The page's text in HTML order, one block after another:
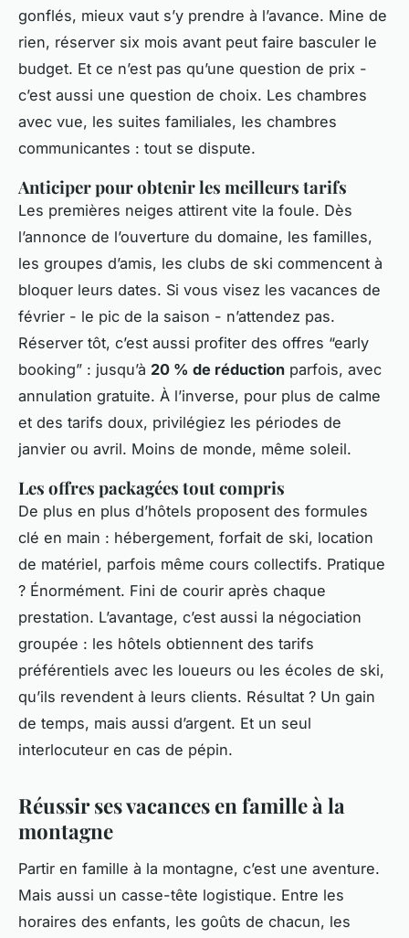
gonflés, mieux vaut s’y prendre à l’avance. Mine de
rien, réserver six mois avant peut faire basculer le
budget. Et ce n’est pas qu’une question de prix -
c’est aussi une question de choix. Les chambres
avec vue, les suites familiales, les chambres
communicantes : tout se dispute.
Anticiper pour obtenir les meilleurs tarifs
Les premières neiges attirent vite la foule. Dès
l’annonce de l’ouverture du domaine, les familles,
les groupes d’amis, les clubs de ski commencent à
bloquer leurs dates. Si vous visez les vacances de
février - le pic de la saison - n’attendez pas.
Réserver tôt, c’est aussi profiter des offres “early
booking” : jusqu’à 20 % de réduction parfois, avec
annulation gratuite. À l’inverse, pour plus de calme
et des tarifs doux, privilégiez les périodes de
janvier ou avril. Moins de monde, même soleil.
Les offres packagées tout compris
De plus en plus d’hôtels proposent des formules
clé en main : hébergement, forfait de ski, location
de matériel, parfois même cours collectifs. Pratique
? Énormément. Fini de courir après chaque
prestation. L’avantage, c’est aussi la négociation
groupée : les hôtels obtiennent des tarifs
préférentiels avec les loueurs ou les écoles de ski,
qu’ils revendent à leurs clients. Résultat ? Un gain
de temps, mais aussi d’argent. Et un seul
interlocuteur en cas de pépin.
Réussir ses vacances en famille à la
montagne
Partir en famille à la montagne, c’est une aventure.
Mais aussi un casse-tête logistique. Entre les
horaires des enfants, les goûts de chacun, les